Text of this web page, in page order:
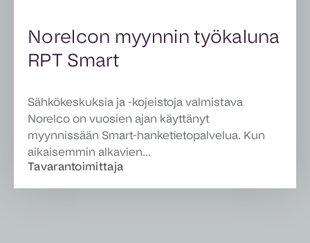
Norelcon myynnin työkaluna
RPT Smart
Sähkökeskuksia ja -kojeistoja valmistava
Norelco on vuosien ajan käyttänyt
myynnissään Smart-hanketietopalvelua. Kun
aikaisemmin alkavien...
Tavarantoimittaja